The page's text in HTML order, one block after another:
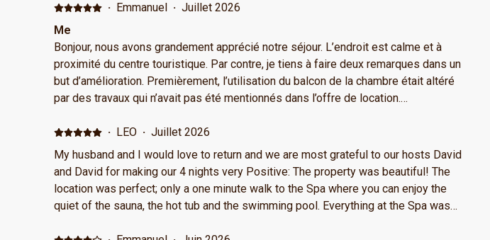
· Emmanuel · Juillet 2026
Me
Bonjour, nous avons grandement apprécié notre séjour. L’endroit est calme et à
proximité du centre touristique. Par contre, je tiens à faire deux remarques dans un
but d’amélioration. Premièrement, l’utilisation du balcon de la chambre était altéré
par des travaux qui n’avait pas été mentionnés dans l’offre de location.
je vous disais, c’était simplement dans le but d’amélioration sinon nous avons
vraiment très apprécié l’habitation et l’emplacement, nous allons fortement le
recommander. Bonne journée, et merci encore.
· LEO · Juillet 2026
My husband and I would love to return and we are most grateful to our hosts David
and David for making our 4 nights very Positive: The property was beautiful! The
location was perfect; only a one minute walk to the Spa where you can enjoy the
quiet of the sauna, the hot tub and the swimming pool. Everything at the Spa was